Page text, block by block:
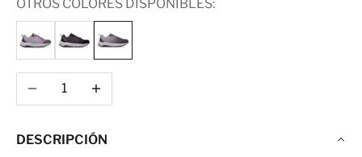
OTROS COLORES DISPONIBLES:
Reducir cantidadAumentar cantidad
DESCRIPCIÓN